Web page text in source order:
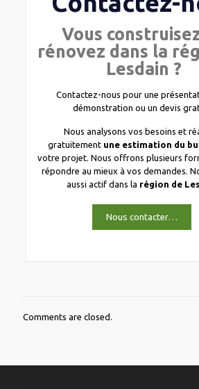
Vous
rénovez dans la
Lesdain ?
Contactez-nous pour une
démonstration ou un devis
Nous analysons vos besoins et
gratuitement une estimation du
votre projet. Nous offrons plusieurs
répondre au mieux à vos demandes.
aussi actif dans la région de
Nous contacter…
Comments are closed.